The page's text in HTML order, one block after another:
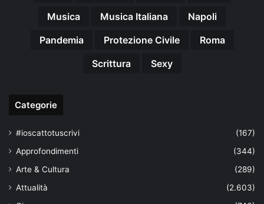
Musica
Musica Italiana
Napoli
Pandemia
Protezione Civile
Roma
Scrittura
Sexy
Categorie
#ioscattotuscrivi
(167)
Approfondimenti
(344)
Arte & Cultura
(289)
Attualità
(2.603)